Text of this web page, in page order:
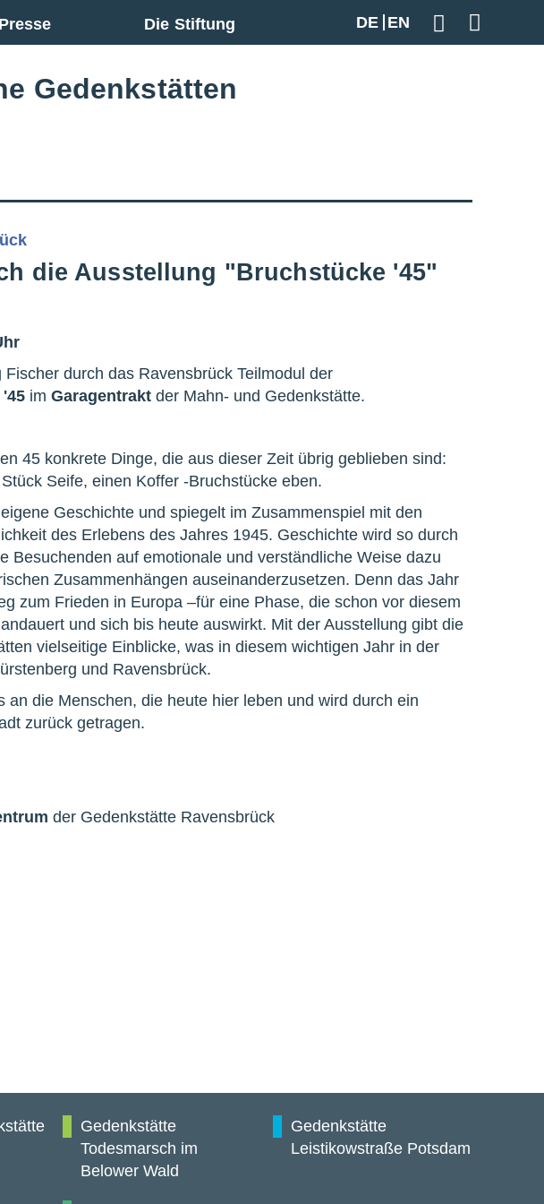
Presse Die Stiftung DE EN
Gedenkstätten
die Ausstellung "Bruchstücke '45"
durch das Ravensbrück Teilmodul der
'45 imGaragentrakt der Mahn- und Gedenkstätte.
45 konkrete Dinge, die aus dieser Zeit übrig geblieben sind:
Seife, einen Koffer -Bruchstücke eben.
Geschichte und spiegelt im Zusammenspiel mit den
des Erlebens des Jahres 1945. Geschichte wird so durch
Besuchenden auf emotionale und verständliche Weise dazu
Zusammenhängen auseinanderzusetzen. Denn das Jahr
zum Frieden in Europa –für eine Phase, die schon vor diesem
und sich bis heute auswirkt. Mit der Ausstellung gibt die
vielseitige Einblicke, was in diesem wichtigen Jahr in der
und Ravensbrück.
an die Menschen, die heute hier leben und wird durch ein
zurück getragen.
der Gedenkstätte Ravensbrück
Gedenkstätte
Todesmarsch im
Belower Wald
Gedenkstätte
Leistikowstraße Potsdam